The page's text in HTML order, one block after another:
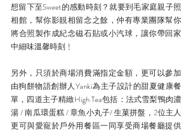
想留下至Sweet的感動時刻？就要到毛家庭親子照
相館，幫你影靚相留念之餘，仲有專業團隊幫你
將合照製作成紀念磁石貼或小汽球，讓你帶回家
中細味溫馨時刻﹗
另外，只須於商場消費滿指定金額，更可以參加
由狗餅物語創辦人Yanki為主子設計的甜夏健康餐
單，四道主子精緻High Tea包括：法式雪梨鴨肉濃
湯 / 南瓜環蛋糕 / 章魚小丸子/ 生菓拼盤，2位主人
更可與愛寵於戶外用餐區一同享受商場餐廳提供